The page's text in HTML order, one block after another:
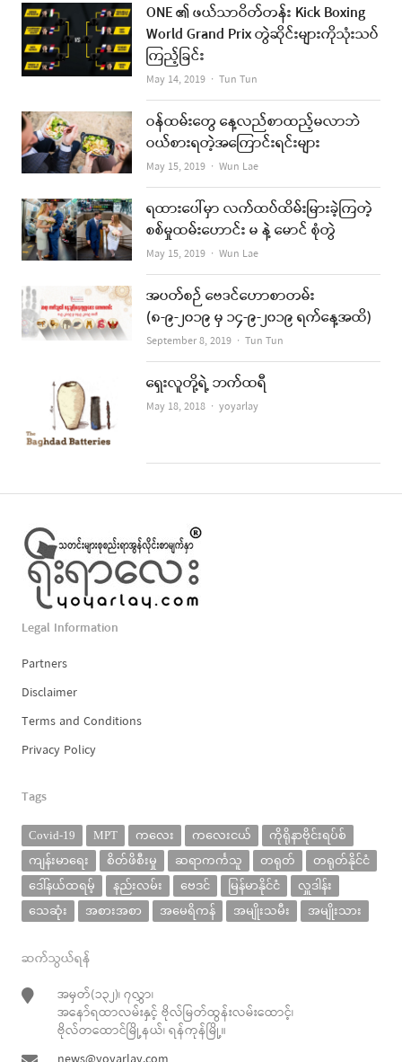
ONE ၏ ဖယ်သာဝိတ်တန်း Kick Boxing
World Grand Prix တွဲဆိုင်းများကိုသုံးသပ်
ကြည့်ခြင်း
May 14, 2019 Author
Tun Tun
ဝန်ထမ်းတွေ နေ့လည်စာထည့်မလာဘဲ
ဝယ်စားရတဲ့အကြောင်းရင်းများ
May 15, 2019 Author
Wun Lae
ရထားပေါ်မှာ လက်ထပ်ထိမ်းမြားခဲ့ကြတဲ့
စစ်မှုထမ်းဟောင်း မ နဲ့ မောင် စုံတွဲ
May 15, 2019 Author
Wun Lae
အပတ်စဉ် ဗေဒင်ဟောစာတမ်း
(၈-၉-၂၀၁၉ မှ ၁၄-၉-၂၀၁၉ ရက်နေ့အထိ)
September 8, 2019 Author
Tun Tun
ရှေးလူတို့ရဲ့ ဘက်ထရီ
May 18, 2018 Author
yoyarlay
Legal Information
Partners
Disclaimer
Terms and Conditions
Privacy Policy
Tags
Covid-19 MPT ကလေး ကလေးငယ်
ကိုရိုနာဗိုင်းရပ်စ်
ကျန်းမာရေး
စိတ်ဖိစီးမှု ဆရာကင်္ကသူ တရုတ်
တရုတ်နိုင်ငံ
ဒေါ်နယ်ထရမ့်
နည်းလမ်း ဗေဒင် မြန်မာနိုင်ငံ
လှူဒါန်း
သေဆုံး
အစားအစာ အမေရိကန် အမျိုးသမီး အမျိုးသား
ဆက်သွယ်ရန်
အမှတ်(၁၃၂)၊ ၇လွှာ၊
အနော်ရထာလမ်းနှင့် ဗိုလ်မြတ်ထွန်းလမ်းထောင့်၊
ဗိုလ်တထောင်မြို့နယ်၊ ရန်ကုန်မြို့။